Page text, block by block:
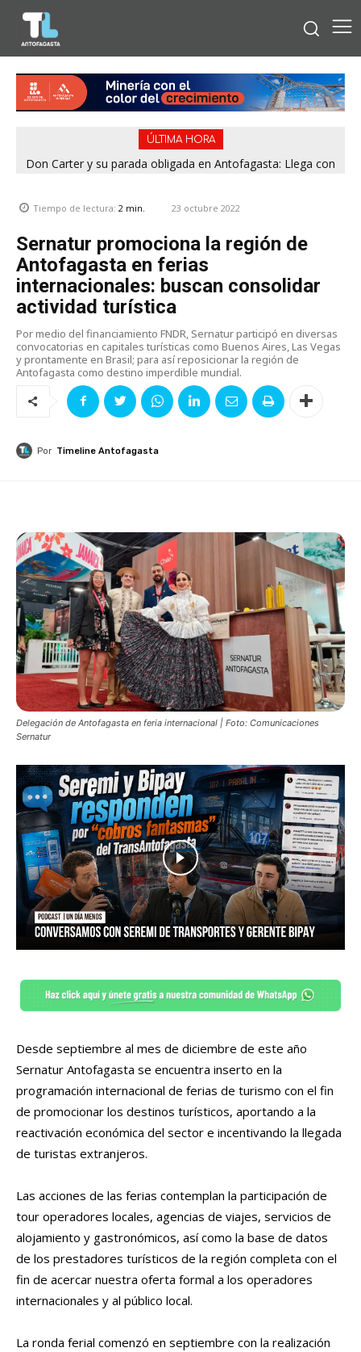
ÚLTIMA HORA
Don Carter y su parada obligada en Antofagasta: Llega con
Tiempo de lectura: 2 min. 23 octubre 2022
Sernatur promociona la región de
Antofagasta en ferias
internacionales: buscan consolidar
actividad turística
Por medio del financiamiento FNDR, Sernatur participó en diversas
convocatorias en capitales turísticas como Buenos Aires, Las Vegas
y prontamente en Brasil; para así reposicionar la región de
Antofagasta como destino imperdible mundial.
Por Timeline Antofagasta
Delegación de Antofagasta en feria internacional | Foto: Comunicaciones
Sernatur
Desde septiembre al mes de diciembre de este año
Sernatur Antofagasta se encuentra inserto en la
programación internacional de ferias de turismo con el fin
de promocionar los destinos turísticos, aportando a la
reactivación económica del sector e incentivando la llegada
de turistas extranjeros.
Las acciones de las ferias contemplan la participación de
tour operadores locales, agencias de viajes, servicios de
alojamiento y gastronómicos, así como la base de datos
de los prestadores turísticos de la región completa con el
fin de acercar nuestra oferta formal a los operadores
internacionales y al público local.
La ronda ferial comenzó en septiembre con la realización